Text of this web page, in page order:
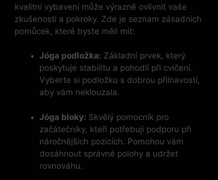
kvalitní vybavení může výrazně ovlivnit vaše
zkušenosti a pokroky. Zde je seznam zásadních
pomůcek, které byste měli mít:
Jóga podložka: Základní prvek, který
poskytuje stabilitu a pohodlí při cvičení.
Vyberte si podložku s dobrou přilnavostí,
aby vám neklouzala.
Jóga bloky: Skvělý pomocník pro
začátečníky, kteří potřebují podporu při
náročnějších pozicích. Pomohou vám
dosáhnout správné polohy a udržet
rovnováhu.